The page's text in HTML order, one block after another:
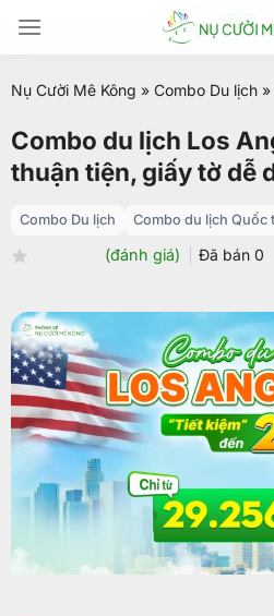
đến
dung
Nụ Cười Mê Kông » Combo Du lịch »
Combo du lịch Los
thuận tiện, giấy tờ dễ
Combo Du lịch Combo du lịch Quốc
hạng
0.0
5
sao
(đánh giá) Đã bán 0